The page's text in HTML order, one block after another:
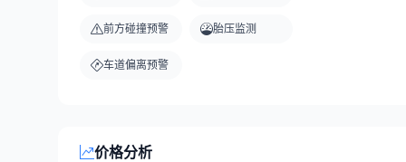
前方碰撞预警
车道偏离预警
胎压监测
价格分析